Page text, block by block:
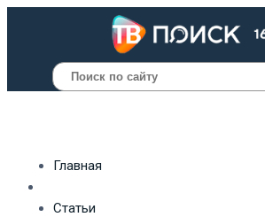
Поиск
Главная
Статьи